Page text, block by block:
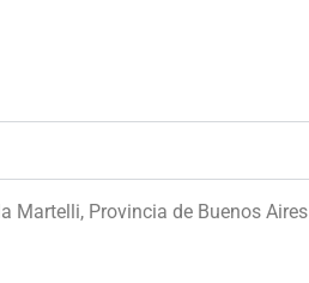
Martelli, Provincia de Buenos Aires